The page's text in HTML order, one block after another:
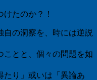
たのか？！
自の洞察を、時には逆説
ことと、個々の問題を如
たり」或いは「異論あ